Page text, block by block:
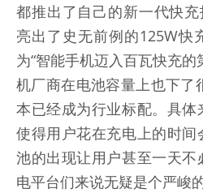
都推出了自己的新一代快
亮出了史无前例的125W快
为“智能手机迈入百瓦快充
机厂商在电池容量上也下了
本已经成为行业标配。具
使得用户花在充电上的时
池的出现让用户甚至一天
电平台们来说无疑是个严峻的